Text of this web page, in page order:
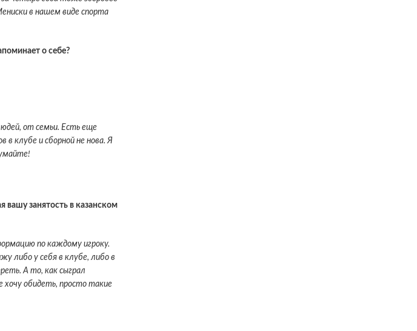
в нашем виде спорта
о себе?
от семьи. Есть еще
клубе и сборной не нова. Я
вашу занятость в казанском
по каждому игроку.
либо у себя в клубе, либо в
А то, как сыграл
хочу обидеть, просто такие